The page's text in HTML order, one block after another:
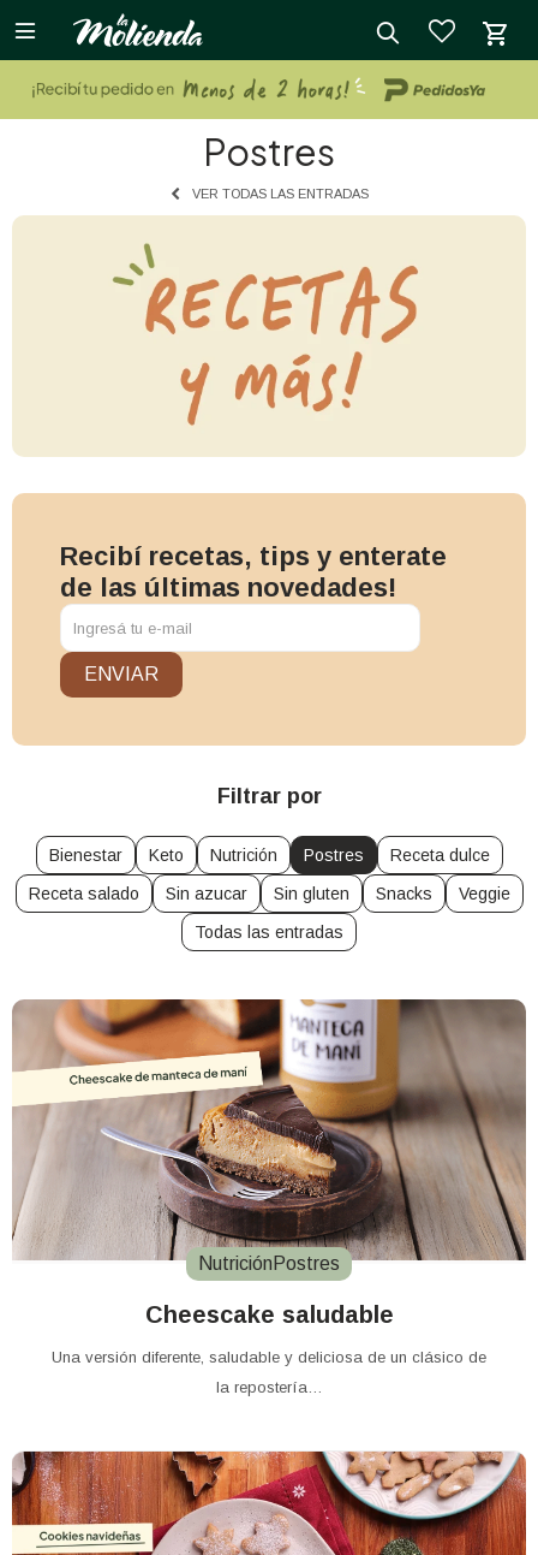

Postres
VER TODAS LAS ENTRADAS
Recibí recetas, tips y enterate
de las últimas novedades!
ENVIAR
Nutrición Postres
Cheescake saludable
Una versión diferente, saludable y deliciosa de un clásico de
la repostería…
Filtrar por
Bienestar Keto Nutrición Postres
Receta dulce
Receta salado
Sin azucar Sin gluten Snacks
Veggie
Todas las entradas